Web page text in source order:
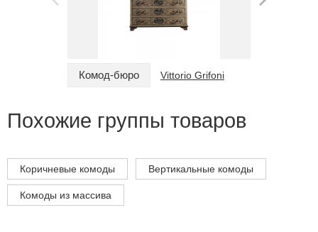
Комод-бюро Vittorio Grifoni
Похожие группы товаров
Коричневые комоды Вертикальные комоды
Комоды из массива